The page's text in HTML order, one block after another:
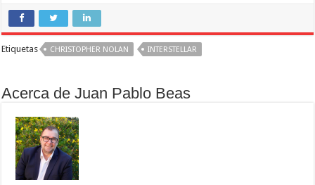
Etiquetas CHRISTOPHER NOLAN INTERSTELLAR
Acerca de Juan Pablo Beas